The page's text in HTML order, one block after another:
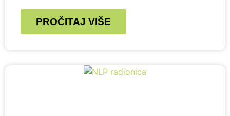
PROČITAJ VIŠE